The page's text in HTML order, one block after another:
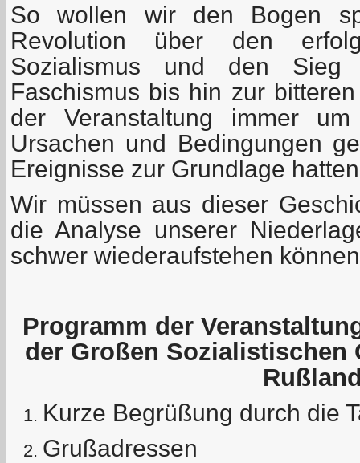
So wollen wir den Bogen
Revolution über den
Sozialismus und den Sieg
Faschismus bis hin zur
der Veranstaltung immer um
Ursachen und Bedingungen
Ereignisse zur Grundlage
Wir müssen aus dieser
die Analyse unserer
schwer wiederaufstehen
Programm der
der Großen
Kurze Begrüßung durch die
Grußadressen